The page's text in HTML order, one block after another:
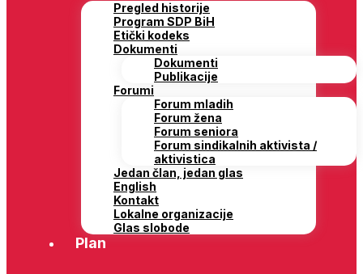
Pregled historije
Program SDP BiH
Etički kodeks
Dokumenti
Dokumenti
Publikacije
Forumi
Forum mladih
Forum žena
Forum seniora
Forum sindikalnih aktivista /
aktivistica
Jedan član, jedan glas
English
Kontakt
Lokalne organizacije
Glas slobode
Plan